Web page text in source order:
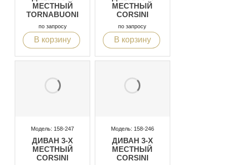
МЕСТНЫЙ
TORNABUONI
по запросу
В корзину
МЕСТНЫЙ
CORSINI
по запросу
В корзину
Модель: 158-247
ДИВАН 3-Х
МЕСТНЫЙ
CORSINI
Модель: 158-246
ДИВАН 3-Х
МЕСТНЫЙ
CORSINI